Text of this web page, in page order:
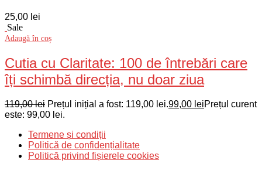
25,00 lei
Sale
Adaugă în coș
Cutia cu Claritate: 100 de întrebări care
îți schimbă direcția, nu doar ziua
119,00lei Prețul inițial a fost: 119,00 lei.99,00 leiPrețul curent
este: 99,00 lei.
Termene și condiții
Politică de confidențialitate
Politică privind fișierele cookies